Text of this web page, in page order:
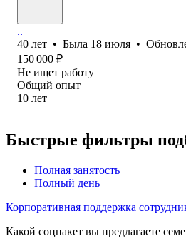
..
40 лет • Была 18 июля •
150 000 ₽
Не ищет работу
Общий опыт
10 лет
Быстрые фильтры
Полная занятость
Полный день
Корпоративная поддержка
Какой соцпакет вы предлагаете